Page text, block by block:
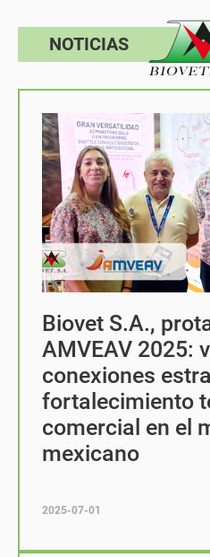
NOTICIAS
Biovet S.A.,
AMVEAV 2025:
conexiones
fortalecimiento
comercial en el
mexicano
2025-07-01